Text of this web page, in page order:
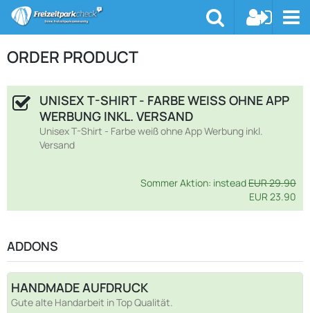
ORDER PRODUCT
UNISEX T-SHIRT - FARBE WEISS OHNE APP W
ERBUNG INKL. VERSAND
Unisex T-Shirt - Farbe weiß ohne App Werbung inkl.
Versand
Sommer Aktion: insteadEUR 29.90
EUR 23.90
ADDONS
HANDMADE AUFDRUCK
Gute alte Handarbeit in Top Qualität.